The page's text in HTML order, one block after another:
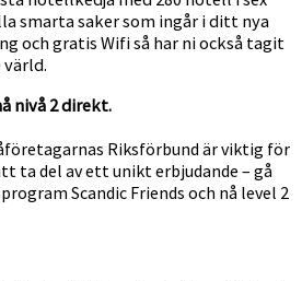
smarta saker som ingår i ditt nya
och gratis Wifi så har ni också tagit
nivå 2 direkt.
Riksförbund är viktig för
ta del av ett unikt erbjudande – gå
Scandic Friends och nå level 2